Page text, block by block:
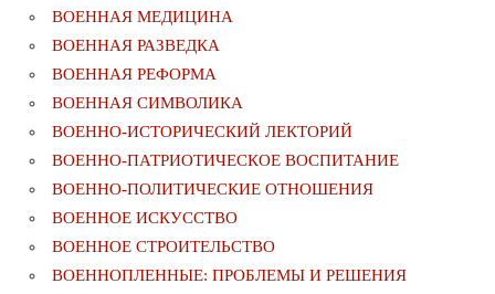
ВОЕННАЯ МЕДИЦИНА
ВОЕННАЯ РАЗВЕДКА
ВОЕННАЯ РЕФОРМА
ВОЕННАЯ СИМВОЛИКА
ВОЕННО-ИСТОРИЧЕСКИЙ ЛЕКТОРИЙ
ВОЕННО-ПАТРИОТИЧЕСКОЕ ВОСПИТАНИЕ
ВОЕННО-ПОЛИТИЧЕСКИE ОТНОШЕНИЯ
ВОЕННОЕ ИСКУССТВО
ВОЕННОЕ СТРОИТЕЛЬСТВО
ВОЕННОПЛЕННЫЕ: ПРОБЛЕМЫ И РЕШЕНИЯ